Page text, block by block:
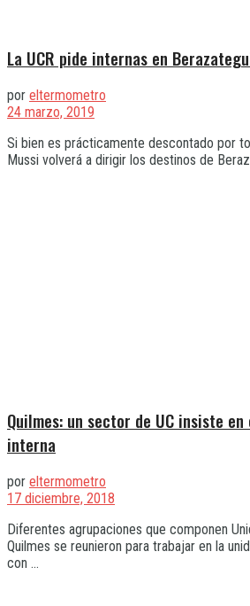
La UCR pide internas en
por eltermometro
24 marzo, 2019
Si bien es prácticamente descontado por
Mussi volverá a dirigir los destinos de
Quilmes: un sector de UC insiste
interna
por eltermometro
17 diciembre, 2018
Diferentes agrupaciones que componen
Quilmes se reunieron para trabajar en la
con ...